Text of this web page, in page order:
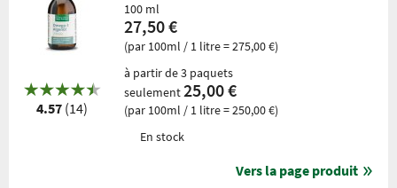
4.57 (14)
100 ml
27,50 €
(par 100ml / 1 litre = 275,00 €)
à partir de 3 paquets
seulement25,00 €
(par 100ml / 1 litre = 250,00 €)
En stock
Vers la page produit